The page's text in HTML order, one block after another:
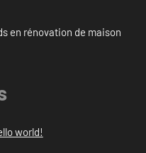
en rénovation de maison
world!